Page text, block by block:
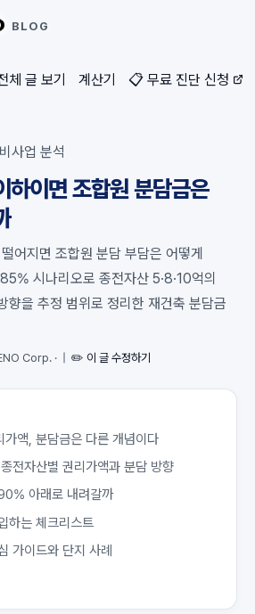
BLOG
체 글 보기 계산기 📋 무료 진단 신청
사업 분석
이면 조합원 분담금은
어지면 조합원 분담 부담은 어떻게
시나리오로 종전자산 5·8·10억의
향을 추정 범위로 정리한 재건축 분담금
Corp. · ✏️ 이 글 수정하기
가액, 분담금은 다른 개념이다
전자산별 권리가액과 분담 방향
아래로 내려갈까
하는 체크리스트
가이드와 단지 사례